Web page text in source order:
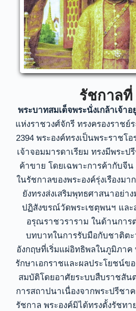
รัชกาลที่
พระบาทสมเด็จพระนั่งเกล้าเจ้าอ
แห่งราชวงศ์จักรี ทรงครองราชย์
2394 พระองค์ทรงเป็นพระราชโ
เจ้าจอมมารดาเรียม ทรงมีพระ
ค้าขาย โดยเฉพาะการค้ากับจีน
ในรัชกาลของพระองค์รุ่งเรืองม
ยังทรงส่งเสริมพุทธศาสนาอย่า
ปฏิสังขรณ์วัดพระเชตุพนฯ และ
อรุณราชวราราม ในด้านการ
บทบาทในการรับมือกับชาติต
อังกฤษที่เริ่มแผ่อิทธิพลในภูมิภาค
รักษาเอกราชและผลประโยชน์ข
สมบัติโดยอาศัยระบบสืบราชสัน
การสถาปนาเนื่องจากพระปรีชา
รัชกาล พระองค์มิได้ทรงตั้งรัชทา